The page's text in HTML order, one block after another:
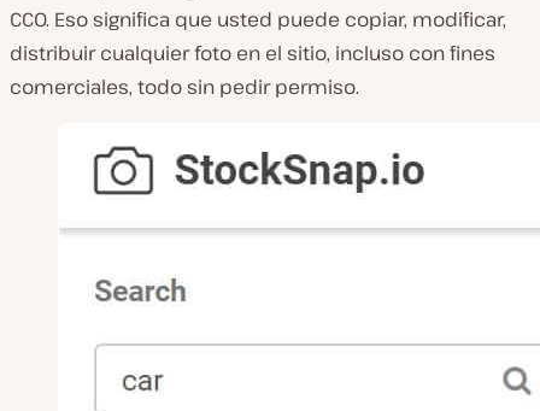
CC0. Eso significa que usted puede copiar, modificar,
distribuir cualquier foto en el sitio, incluso con fines
comerciales, todo sin pedir permiso.